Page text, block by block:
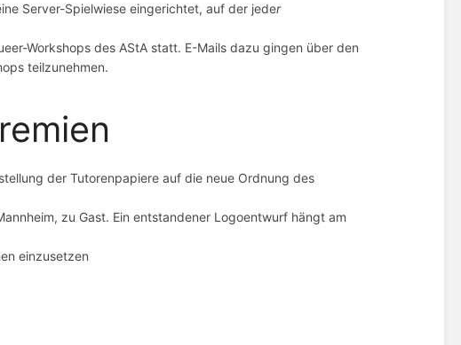
Server-Spielwiese eingerichtet, auf der jeder
Workshops des AStA statt. E-Mails dazu gingen über den
teilzunehmen.
der Tutorenpapiere auf die neue Ordnung des
zu Gast. Ein entstandener Logoentwurf hängt am
einzusetzen